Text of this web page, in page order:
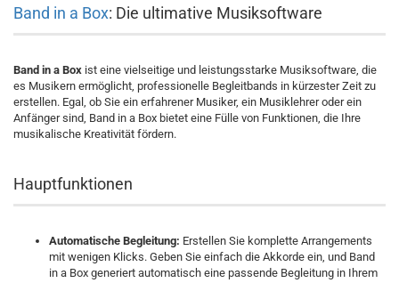
Band in a Box: Die ultimative Musiksoftware
Band in a Box ist eine vielseitige und leistungsstarke Musiksoftware, die
es Musikern ermöglicht, professionelle Begleitbands in kürzester Zeit zu
erstellen. Egal, ob Sie ein erfahrener Musiker, ein Musiklehrer oder ein
Anfänger sind, Band in a Box bietet eine Fülle von Funktionen, die Ihre
musikalische Kreativität fördern.
Hauptfunktionen
Automatische Begleitung: Erstellen Sie komplette Arrangements
mit wenigen Klicks. Geben Sie einfach die Akkorde ein, und Band
in a Box generiert automatisch eine passende Begleitung in Ihrem